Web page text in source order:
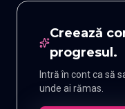
Creează
progresul.
Intră în cont ca să
unde ai rămas.